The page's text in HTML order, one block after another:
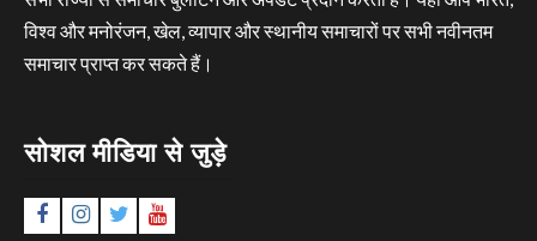
विश्व और मनोरंजन, खेल, व्यापार और स्थानीय समाचारों पर सभी नवीनतम
समाचार प्राप्त कर सकते हैं।
सोशल मीडिया से जुड़े
FacebookInstagram
TwitterYouTube